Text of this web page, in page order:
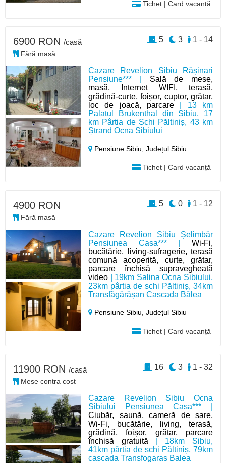
Tichet | Card vacanță
Cazare Revelion Sibiu Rășinari
Pensiune*** | Sală de mese,
masă, Internet WIFI, terasă,
grădină-curte, foișor, cuptor, grătar,
loc de joacă, parcare | 13 km
Palatul Brukenthal din Sibiu, 17
km Pârtia de Schi Păltiniș, 43 km
Ștrand Ocna Sibiului
Pensiune Sibiu,Județul Sibiu
Tichet | Card vacanță
6900 RON /casă
Fără masă
1 - 14
3
5
Cazare Revelion Sibiu Șelimbăr
Pensiunea Casa*** | Wi-Fi,
bucătărie, living-sufragerie, terasă
comună acoperită, curte, grătar,
parcare închisă supravegheată
video | 19km Salina Ocna Sibiului,
23km pârtia de schi Păltiniș, 34km
Transfăgărășan Cascada Bâlea
Pensiune Sibiu,Județul Sibiu
Tichet | Card vacanță
4900 RON
Fără masă
1 - 12
0
5
Cazare Revelion Sibiu Ocna
Sibiului Pensiunea Casa*** |
Ciubăr, saună, cameră de sare,
Wi-Fi, bucătărie, living, terasă,
grădină, foișor, grătar, parcare
închisă gratuită | 18km Sibiu,
41km pârtia de schi Păltiniș, 79km
cascada Transfogaras Balea
11900 RON /casă
Mese contra cost
1 - 32
3
16